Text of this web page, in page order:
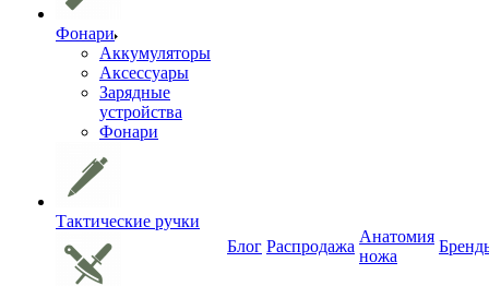
Фонари
Аккумуляторы
Аксессуары
Зарядные
устройства
Фонари
Тактические ручки
Блог Распродажа
Анатомия
ножа